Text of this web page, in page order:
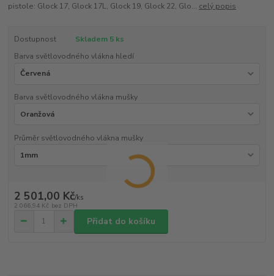
pistole: Glock 17, Glock 17L, Glock 19, Glock 22, Glo... celý popis
Dostupnost
Skladem 5 ks
Barva světlovodného vlákna hledí
Barva světlovodného vlákna mušky
Průměr světlovodného vlákna mušky
2 501,00 Kč/ks
2 066,94 Kč bez DPH
Přidat do košíku